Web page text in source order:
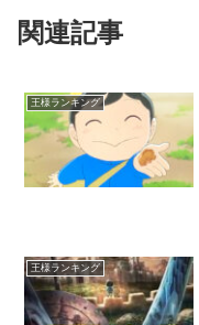
関連記事
王様ランキング
王様ランキング